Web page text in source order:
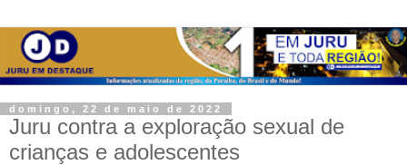
domingo, 22 de maio de 2022
Juru contra a exploração sexual de
crianças e adolescentes